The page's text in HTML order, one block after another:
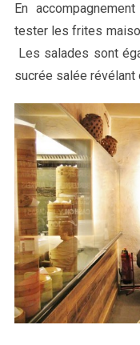
En
tester les frites
Les salades sont
sucrée salée